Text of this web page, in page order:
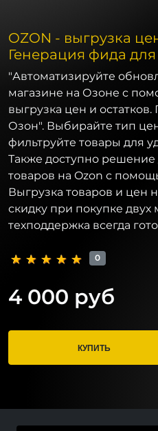
OZON - выгрузка
Генерация фида
"Автоматизируйте
магазине на Озоне с
выгрузка цен и
Озон". Выбирайте тип
фильтруйте товары для
Также доступно решение
товаров на Ozon с
Выгрузка товаров и цен
скидку при покупке
техподдержка всегда
0
4 000 руб
КУПИТЬ